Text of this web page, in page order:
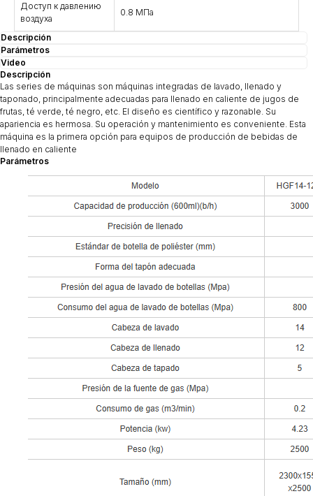
Доступ к давлению
воздуха
0.8 МПа
Descripción
Parámetros
Video
Descripción
Las series de máquinas son máquinas integradas de lavado, llenado y
taponado, principalmente adecuadas para llenado en caliente de jugos de
frutas, té verde, té negro, etc. El diseño es científico y razonable. Su
apariencia es hermosa. Su operación y mantenimiento es conveniente. Esta
máquina es la primera opción para equipos de producción de bebidas de
llenado en caliente
Parámetros